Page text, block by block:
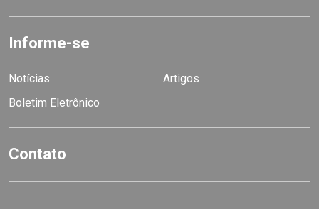
Informe-se
Notícias
Artigos
Boletim Eletrônico
Contato